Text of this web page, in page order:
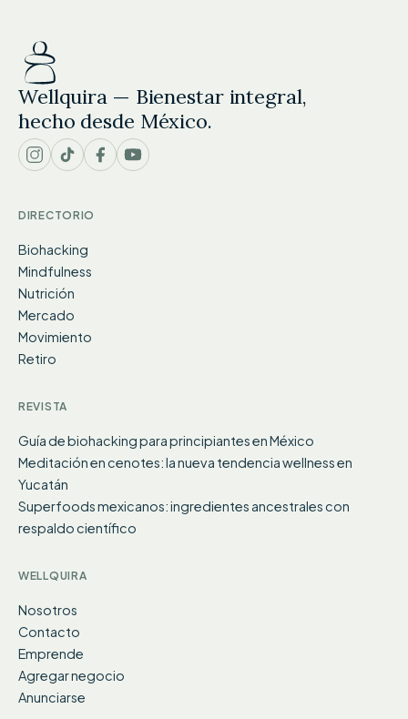
Wellquira — Bienestar integral,
hecho desde México.
DIRECTORIO
Biohacking
Mindfulness
Nutrición
Mercado
Movimiento
Retiro
REVISTA
Guía de biohacking para principiantes en México
Meditación en cenotes: la nueva tendencia wellness en
Yucatán
Superfoods mexicanos: ingredientes ancestrales con
respaldo científico
WELLQUIRA
Nosotros
Contacto
Emprende
Agregar negocio
Anunciarse